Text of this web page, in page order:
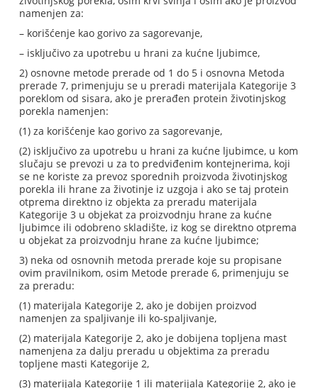
namenjen za:
– korišćenje kao gorivo za sagorevanje,
– isključivo za upotrebu u hrani za kućne ljubimce,
2) osnovne metode prerade od 1 do 5 i osnovna Metoda
prerade 7, primenjuju se u preradi materijala Kategorije 3
poreklom od sisara, ako je prerađen protein životinjskog
porekla namenjen:
(1) za korišćenje kao gorivo za sagorevanje,
(2) isključivo za upotrebu u hrani za kućne ljubimce, u kom
slučaju se prevozi u za to predviđenim kontejnerima, koji
se ne koriste za prevoz sporednih proizvoda životinjskog
porekla ili hrane za životinje iz uzgoja i ako se taj protein
otprema direktno iz objekta za preradu materijala
Kategorije 3 u objekat za proizvodnju hrane za kućne
ljubimce ili odobreno skladište, iz kog se direktno otprema
u objekat za proizvodnju hrane za kućne ljubimce;
3) neka od osnovnih metoda prerade koje su propisane
ovim pravilnikom, osim Metode prerade 6, primenjuju se
za preradu:
(1) materijala Kategorije 2, ako je dobijen proizvod
namenjen za spaljivanje ili ko-spaljivanje,
(2) materijala Kategorije 2, ako je dobijena topljena mast
namenjena za dalju preradu u objektima za preradu
topljene masti Kategorije 2,
(3) materijala Kategorije 1 ili materijala Kategorije 2, ako je